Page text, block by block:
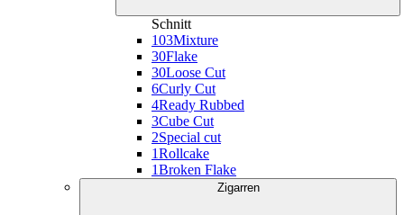
Schnitt
103Mixture
30Flake
30Loose Cut
6Curly Cut
4Ready Rubbed
3Cube Cut
2Special cut
1Rollcake
1Broken Flake
Zigarren